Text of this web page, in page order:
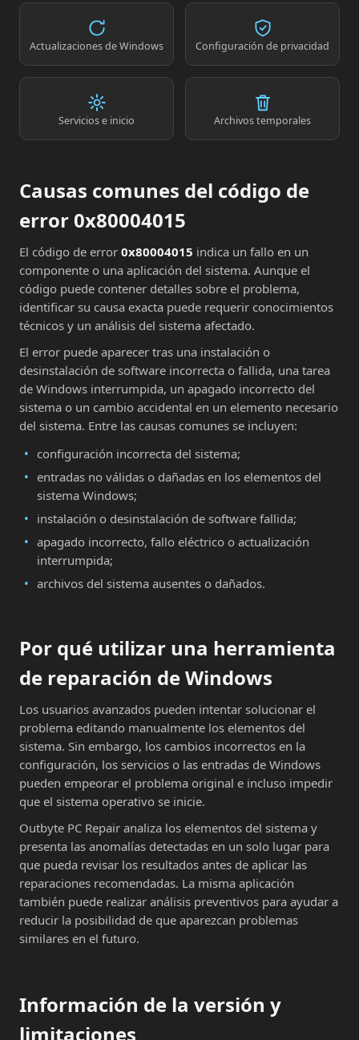
Actualizaciones de Windows Configuración de privacidad
Servicios e inicio Archivos temporales
Causas comunes del código de
error 0x80004015
El código de error 0x80004015 indica un fallo en un
componente o una aplicación del sistema. Aunque el
código puede contener detalles sobre el problema,
identificar su causa exacta puede requerir conocimientos
técnicos y un análisis del sistema afectado.
El error puede aparecer tras una instalación o
desinstalación de software incorrecta o fallida, una tarea
de Windows interrumpida, un apagado incorrecto del
sistema o un cambio accidental en un elemento necesario
del sistema. Entre las causas comunes se incluyen:
configuración incorrecta del sistema;
entradas no válidas o dañadas en los elementos del
sistema Windows;
instalación o desinstalación de software fallida;
apagado incorrecto, fallo eléctrico o actualización
interrumpida;
archivos del sistema ausentes o dañados.
Por qué utilizar una herramienta
de reparación de Windows
Los usuarios avanzados pueden intentar solucionar el
problema editando manualmente los elementos del
sistema. Sin embargo, los cambios incorrectos en la
configuración, los servicios o las entradas de Windows
pueden empeorar el problema original e incluso impedir
que el sistema operativo se inicie.
Outbyte PC Repair analiza los elementos del sistema y
presenta las anomalías detectadas en un solo lugar para
que pueda revisar los resultados antes de aplicar las
reparaciones recomendadas. La misma aplicación
también puede realizar análisis preventivos para ayudar a
reducir la posibilidad de que aparezcan problemas
similares en el futuro.
Información de la versión y
limitaciones